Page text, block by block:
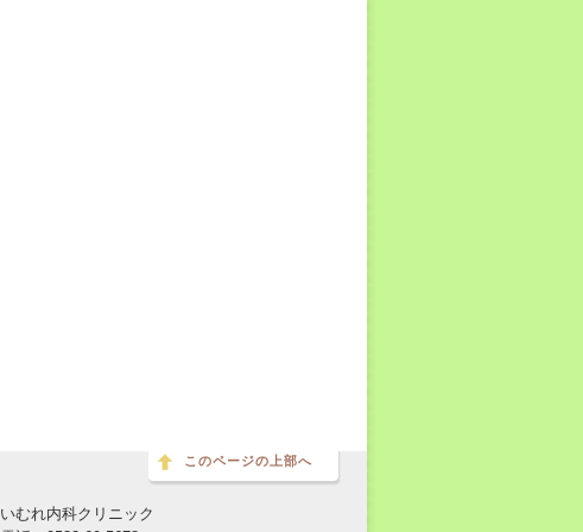
このページの上部へ
いむれ内科クリニック